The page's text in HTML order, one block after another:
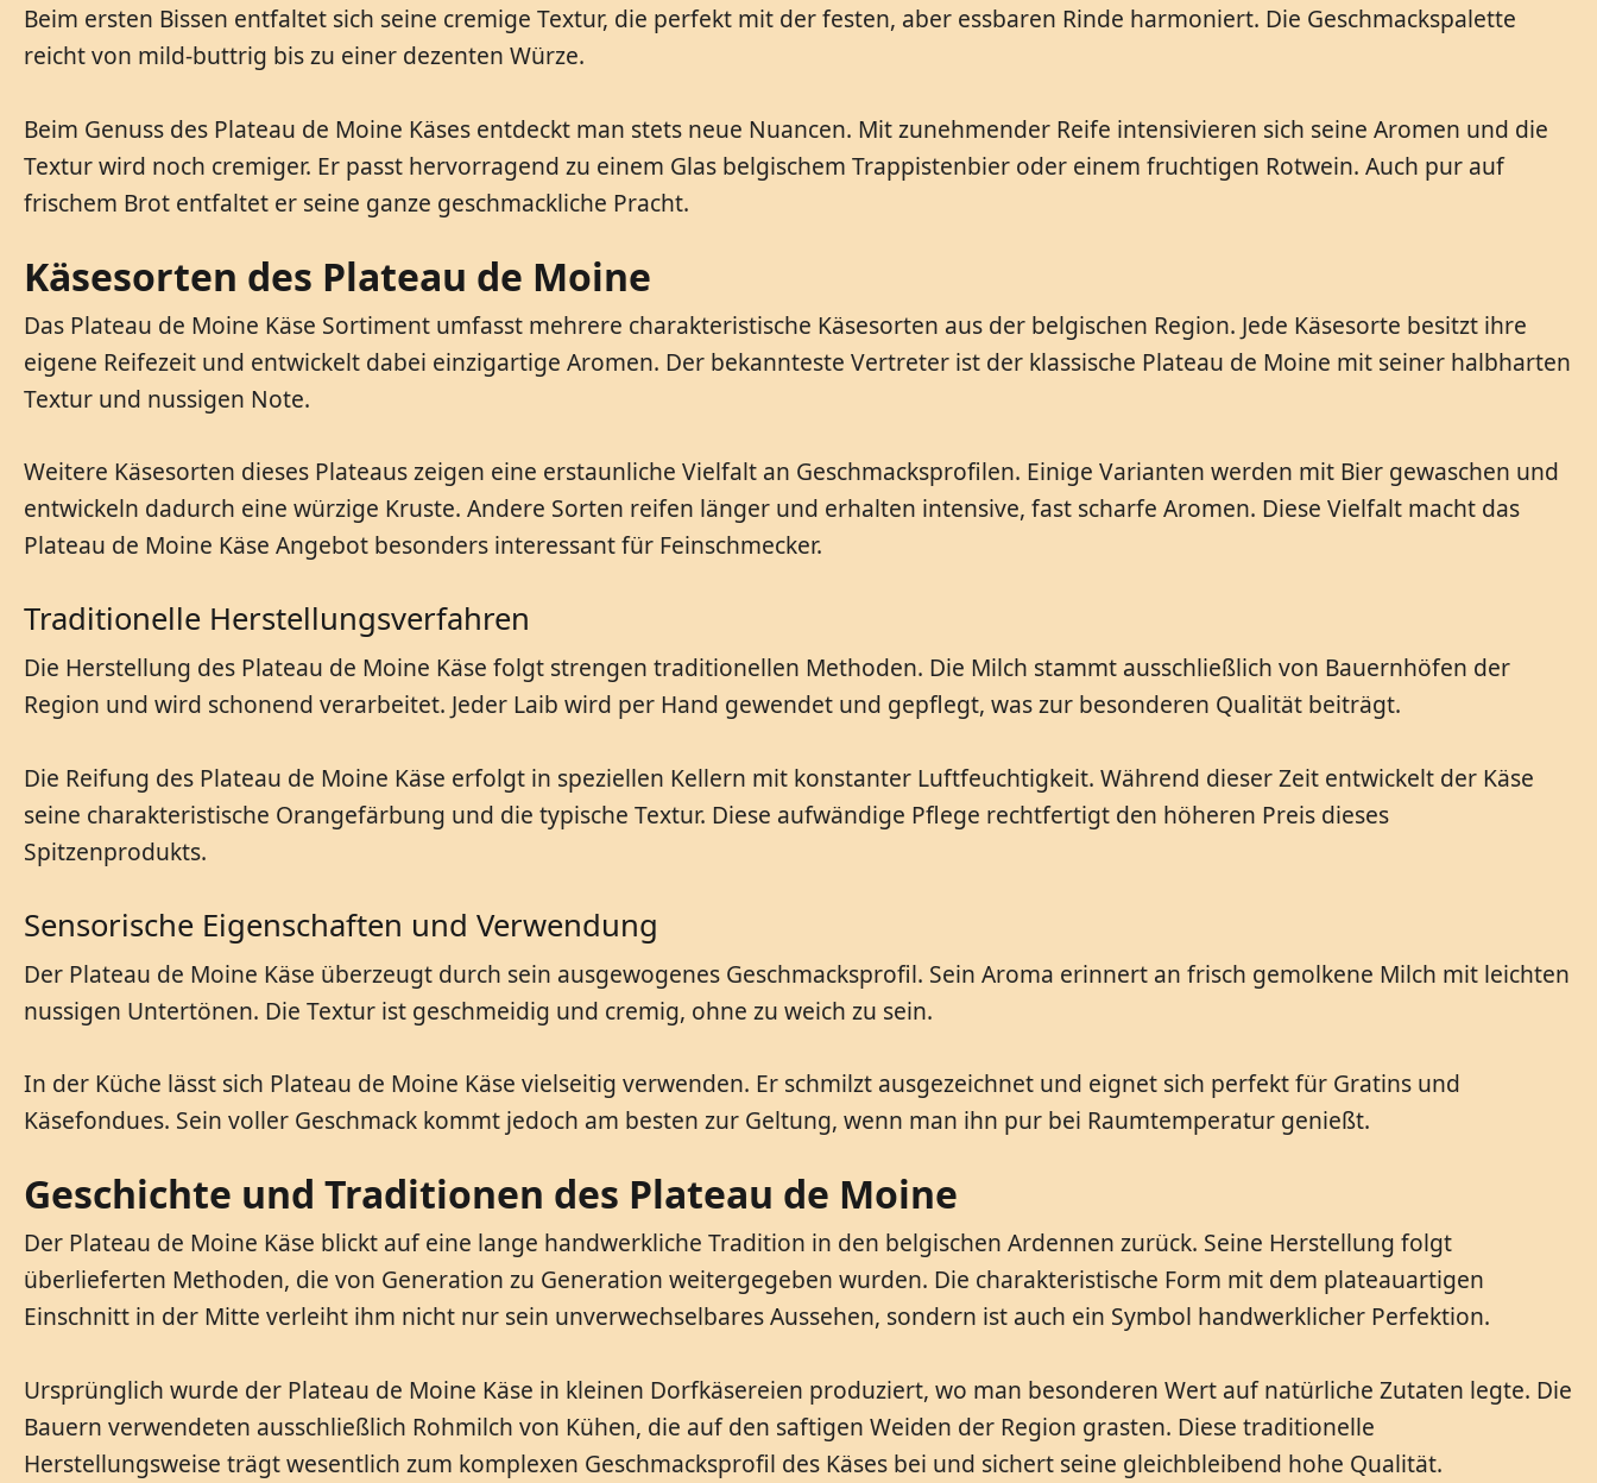
Beim ersten Bissen entfaltet sich seine cremige Textur, die perfekt mit der festen, aber essbaren Rinde harmoniert. Die Geschmackspalette
reicht von mild-buttrig bis zu einer dezenten Würze.
Beim Genuss des Plateau de Moine Käses entdeckt man stets neue Nuancen. Mit zunehmender Reife intensivieren sich seine Aromen und die
Textur wird noch cremiger. Er passt hervorragend zu einem Glas belgischem Trappistenbier oder einem fruchtigen Rotwein. Auch pur auf
frischem Brot entfaltet er seine ganze geschmackliche Pracht.
Käsesorten des Plateau de Moine
Das Plateau de Moine Käse Sortiment umfasst mehrere charakteristische Käsesorten aus der belgischen Region. Jede Käsesorte besitzt ihre
eigene Reifezeit und entwickelt dabei einzigartige Aromen. Der bekannteste Vertreter ist der klassische Plateau de Moine mit seiner halbharten
Textur und nussigen Note.
Weitere Käsesorten dieses Plateaus zeigen eine erstaunliche Vielfalt an Geschmacksprofilen. Einige Varianten werden mit Bier gewaschen und
entwickeln dadurch eine würzige Kruste. Andere Sorten reifen länger und erhalten intensive, fast scharfe Aromen. Diese Vielfalt macht das
Plateau de Moine Käse Angebot besonders interessant für Feinschmecker.
Traditionelle Herstellungsverfahren
Die Herstellung des Plateau de Moine Käse folgt strengen traditionellen Methoden. Die Milch stammt ausschließlich von Bauernhöfen der
Region und wird schonend verarbeitet. Jeder Laib wird per Hand gewendet und gepflegt, was zur besonderen Qualität beiträgt.
Die Reifung des Plateau de Moine Käse erfolgt in speziellen Kellern mit konstanter Luftfeuchtigkeit. Während dieser Zeit entwickelt der Käse
seine charakteristische Orangefärbung und die typische Textur. Diese aufwändige Pflege rechtfertigt den höheren Preis dieses
Spitzenprodukts.
Sensorische Eigenschaften und Verwendung
Der Plateau de Moine Käse überzeugt durch sein ausgewogenes Geschmacksprofil. Sein Aroma erinnert an frisch gemolkene Milch mit leichten
nussigen Untertönen. Die Textur ist geschmeidig und cremig, ohne zu weich zu sein.
In der Küche lässt sich Plateau de Moine Käse vielseitig verwenden. Er schmilzt ausgezeichnet und eignet sich perfekt für Gratins und
Käsefondues. Sein voller Geschmack kommt jedoch am besten zur Geltung, wenn man ihn pur bei Raumtemperatur genießt.
Geschichte und Traditionen des Plateau de Moine
Der Plateau de Moine Käse blickt auf eine lange handwerkliche Tradition in den belgischen Ardennen zurück. Seine Herstellung folgt
überlieferten Methoden, die von Generation zu Generation weitergegeben wurden. Die charakteristische Form mit dem plateauartigen
Einschnitt in der Mitte verleiht ihm nicht nur sein unverwechselbares Aussehen, sondern ist auch ein Symbol handwerklicher Perfektion.
Ursprünglich wurde der Plateau de Moine Käse in kleinen Dorfkäsereien produziert, wo man besonderen Wert auf natürliche Zutaten legte. Die
Bauern verwendeten ausschließlich Rohmilch von Kühen, die auf den saftigen Weiden der Region grasten. Diese traditionelle
Herstellungsweise trägt wesentlich zum komplexen Geschmacksprofil des Käses bei und sichert seine gleichbleibend hohe Qualität.